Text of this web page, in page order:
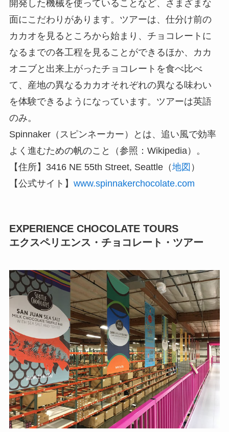
開発した機械を使っていることなど、さまざまな
面にこだわりがあります。ツアーは、仕分け前の
カカオを見るところから始まり、チョコレートに
なるまでの各工程を見ることができるほか、カカ
オニブと出来上がったチョコレートを食べ比べ
て、産地の異なるカカオそれぞれの異なる味わい
を体験できるようになっています。ツアーは英語
のみ。
Spinnaker（スピンネーカー）とは、追い風で効率
よく進むための帆のこと（参照：Wikipedia）。
【住所】3416 NE 55th Street, Seattle（地図 ）
【公式サイト】 www.spinnakerchocolate.com
EXPERIENCE CHOCOLATE TOURS
エクスペリエンス・チョコレート・ツアー